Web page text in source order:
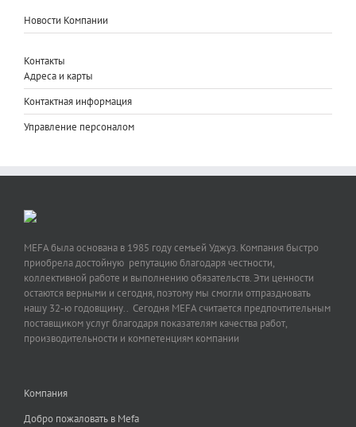
Новости Компании
Контакты
Адреса и карты
Контактная информация
Управление персоналом
MEFA была основана в 1985 году семьей Уджуз. Компания быстро
приобрела достойную репутацию благодаря честности,
коллективной работе и выполнению обязательств. Эти ценности
остаются верными и сегодня, поэтому мы смогли отпраздновать
нашу 32-ю годовщину.. Сегодня MEFA считается предпочтительным
поставщиком услуг благодаря показателям качества работ,
производительности и компетенциям компании
Компания
Добро пожаловать в Mefa